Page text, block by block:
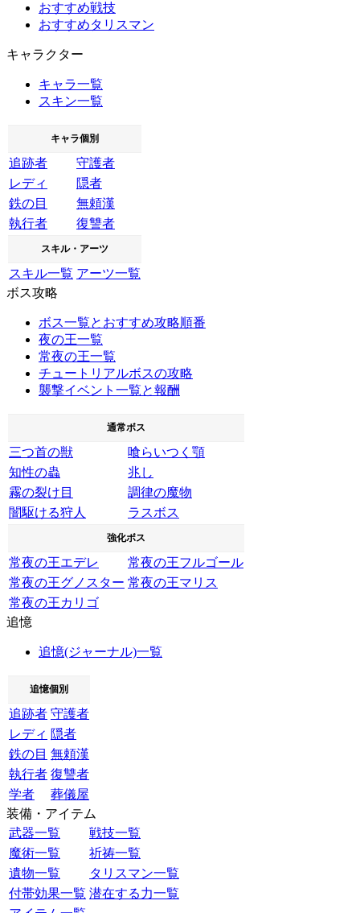
おすすめ戦技
おすすめタリスマン
キャラクター
キャラ一覧
スキン一覧
キャラ個別
追跡者
守護者
レディ
隠者
鉄の目
無頼漢
執行者
復讐者
スキル・アーツ
スキル一覧 アーツ一覧
ボス攻略
ボス一覧とおすすめ攻略順番
夜の王一覧
常夜の王一覧
チュートリアルボスの攻略
襲撃イベント一覧と報酬
通常ボス
三つ首の獣
喰らいつく顎
知性の蟲
兆し
霧の裂け目
調律の魔物
闇駆ける狩人
ラスボス
強化ボス
常夜の王エデレ
常夜の王フルゴール
常夜の王グノスター 常夜の王マリス
常夜の王カリゴ
追憶
追憶(ジャーナル)一覧
追憶個別
追跡者 守護者
レディ 隠者
鉄の目 無頼漢
執行者 復讐者
学者
葬儀屋
装備・アイテム
武器一覧
戦技一覧
魔術一覧
祈祷一覧
遺物一覧
タリスマン一覧
付帯効果一覧 潜在する力一覧